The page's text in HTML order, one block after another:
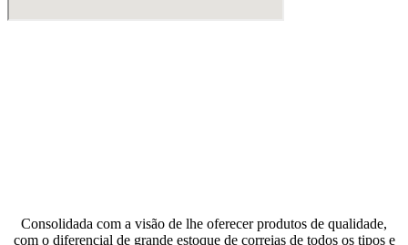
Consolidada com a visão de lhe oferecer produtos de qualidade,
com o diferencial de grande estoque de correias de todos os tipos e